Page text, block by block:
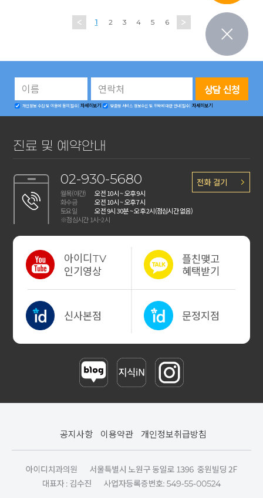
1 2 3 4 5 6
개인정보 수집 및 이용에 동의[필수] 자세히보기 맞춤형 서비스 정보수신 및 위탁에 대한 안내[필수] 자세히보기
진료 및 예약안내
02-930-5680
월목(야간)
오전 10시 ~ 오후 9시
화수금
오전 10시 ~ 오후 7시
토요일
오전 9시 30분 ~ 오후 2시(점심시간 없음)
※점심시간 1시~2시
전화 걸기
아이디TV
인기영상
플친맺고
혜택받기
신사본점 문정지점
공지사항 이용약관 개인정보취급방침